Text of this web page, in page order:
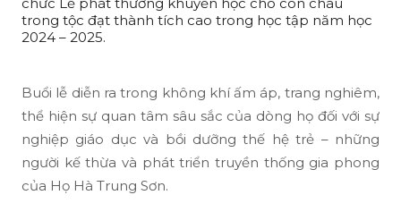
trong tộc đạt thành tích cao trong học tập năm học
2024 – 2025.
Buổi lễ diễn ra trong không khí ấm áp, trang nghiêm,
thể hiện sự quan tâm sâu sắc của dòng họ đối với sự
nghiệp giáo dục và bồi dưỡng thế hệ trẻ – những
người kế thừa và phát triển truyền thống gia phong
của Họ Hà Trung Sơn.